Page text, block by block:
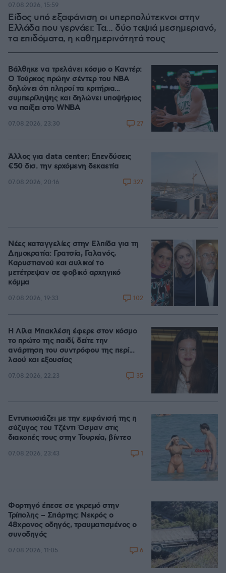
Είδος υπό εξαφάνιση οι υπερπολύτεκνοι στην
Ελλάδα που γερνάει: Τα... δύο ταψιά μεσημεριανό,
τα επιδόματα, η καθημερινότητά τους
07.08.2026, 15:59
Βάλθηκε να τρελάνει κόσμο ο Καντέρ:
Ο Τούρκος πρώην σέντερ του NBA
δηλώνει ότι πληροί τα κριτήρια...
συμπερίληψης και δηλώνει υποψήφιος
να παίξει στο WNBA
07.08.2026, 23:30 27
Άλλος για data center; Επενδύσεις
€50 δισ. την ερχόμενη δεκαετία
07.08.2026, 20:16 327
Νέες καταγγελίες στην Ελπίδα για τη
Δημοκρατία: Γρατσία, Γαλανός,
Καρυστιανού και αυλικοί το
μετέτρεψαν σε φοβικό αρχηγικό
κόμμα
07.08.2026, 19:33 102
Η Λίλα Μπακλέση έφερε στον κόσμο
το πρώτο της παιδί, δείτε την
ανάρτηση του συντρόφου της περί...
λαού και εξουσίας
07.08.2026, 22:23 35
Εντυπωσιάζει με την εμφάνισή της η
σύζυγος του Τζέντι Όσμαν στις
διακοπές τους στην Τουρκία, βίντεο
07.08.2026, 23:43 1
Φορτηγό έπεσε σε γκρεμό στην
Τρίπολης – Σπάρτης: Νεκρός ο
48χρονος οδηγός, τραυματισμένος ο
συνοδηγός
07.08.2026, 11:05 6